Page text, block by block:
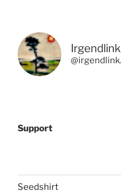
Irgendlink
Support
Seedshirt